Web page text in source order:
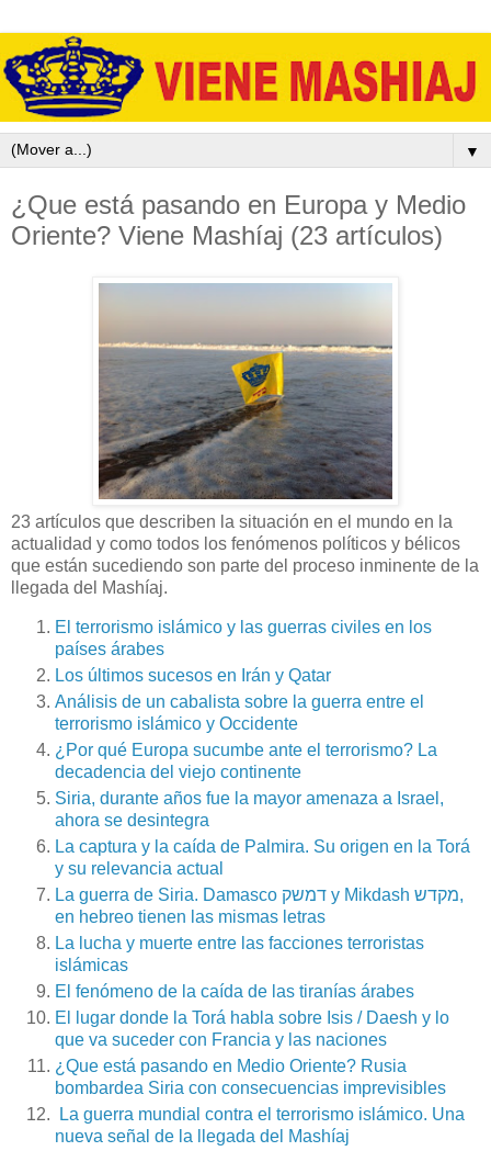
▼
¿Que está pasando en Europa y Medio
Oriente? Viene Mashíaj (23 artículos)
23 artículos que describen la situación en el mundo en la
actualidad y como todos los fenómenos políticos y bélicos
que están sucediendo son parte del proceso inminente de la
llegada del Mashíaj.
El terrorismo islámico y las guerras civiles en los
países árabes
Los últimos sucesos en Irán y Qatar
Análisis de un cabalista sobre la guerra entre el
terrorismo islámico y Occidente
¿Por qué Europa sucumbe ante el terrorismo? La
decadencia del viejo continente
Siria, durante años fue la mayor amenaza a Israel,
ahora se desintegra
La captura y la caída de Palmira. Su origen en la Torá
y su relevancia actual
La guerra de Siria. Damasco דמשק y Mikdash מקדש,
en hebreo tienen las mismas letras
La lucha y muerte entre las facciones terroristas
islámicas
El fenómeno de la caída de las tiranías árabes
El lugar donde la Torá habla sobre Isis / Daesh y lo
que va suceder con Francia y las naciones
¿Que está pasando en Medio Oriente? Rusia
bombardea Siria con consecuencias imprevisibles
La guerra mundial contra el terrorismo islámico. Una
nueva señal de la llegada del Mashíaj